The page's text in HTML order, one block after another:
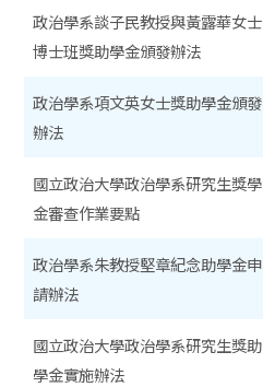
政治學系談子民教授與黃露華女士
博士班獎助學金頒發辦法
政治學系項文英女士獎助學金頒發
辦法
國立政治大學政治學系研究生獎學
金審查作業要點
政治學系朱教授堅章紀念助學金申
請辦法
國立政治大學政治學系研究生獎助
學金實施辦法